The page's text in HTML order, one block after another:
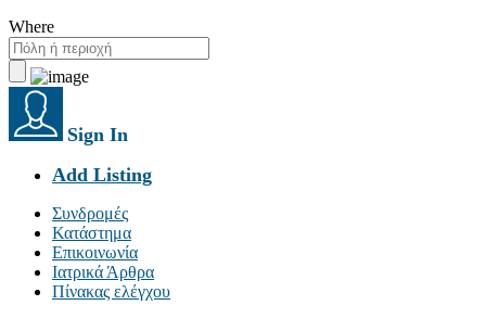
Where
Sign In
Add Listing
Συνδρομές
Κατάστημα
Επικοινωνία
Ιατρικά Άρθρα
Πίνακας ελέγχου